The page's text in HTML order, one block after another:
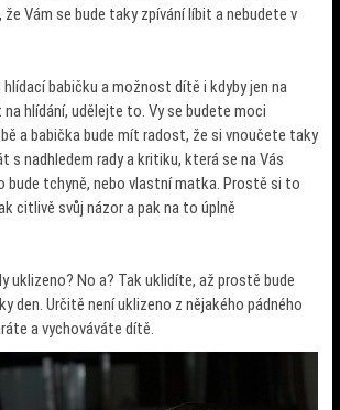
Vám se bude taky zpívání líbit a nebudete v
babičku a možnost dítě i kdyby jen na
hlídání, udělejte to. Vy se budete moci
a babička bude mít radost, že si vnoučete taky
s nadhledem rady a kritiku, která se na Vás
bude tchyně, nebo vlastní matka. Prostě si to
citlivě svůj názor a pak na to úplně
uklizeno? No a? Tak uklidíte, až prostě bude
den. Určitě není uklizeno z nějakého pádného
a vychováváte dítě.